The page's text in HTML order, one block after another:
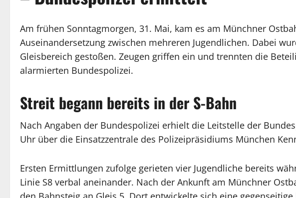
Am frühen Sonntagmorgen, 31. Mai, kam es am Münchner
Auseinandersetzung zwischen mehreren Jugendlichen. Dabei
Gleisbereich gestoßen. Zeugen griffen ein und trennten die
alarmierten Bundespolizei.
Streit begann bereits in der S-Bahn
Nach Angaben der Bundespolizei erhielt die Leitstelle der
Uhr über die Einsatzzentrale des Polizeipräsidiums München
Ersten Ermittlungen zufolge gerieten vier Jugendliche bereits
Linie S8 verbal aneinander. Nach der Ankunft am Münchner